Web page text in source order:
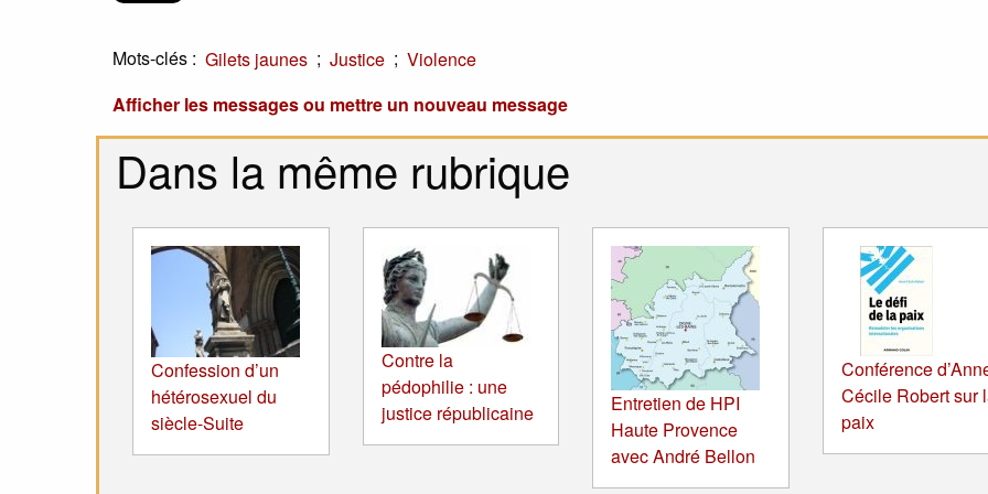
Mots-clés : Gilets jaunes ; Justice ; Violence
Afficher les messages ou mettre un nouveau message
Dans la même rubrique
Confession d’un
hétérosexuel du
siècle-Suite
Contre la
pédophilie : une
justice républicaine
Entretien de HPI
Haute Provence
avec André Bellon
Conférence
Cécile Robert sur
paix